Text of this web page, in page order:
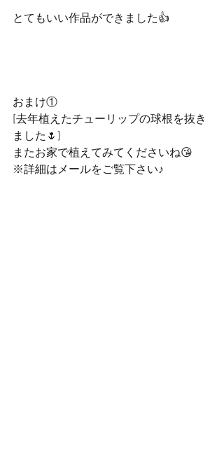
とてもいい作品ができました👍
おまけ①
[去年植えたチューリップの球根を抜き
ました🌷]
またお家で植えてみてくださいね😘
※詳細はメールをご覧下さい♪